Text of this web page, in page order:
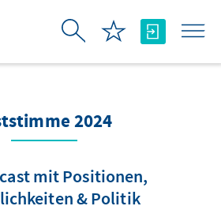
2024
mit Positionen,
& Politik